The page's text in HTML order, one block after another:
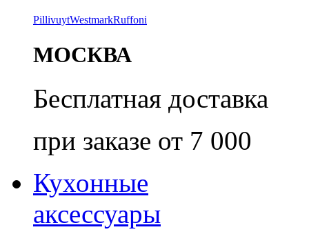
PillivuytWestmarkRuffoni
МОСКВА
Бесплатная доставка
при заказе от 7 000
Кухонные
аксессуары